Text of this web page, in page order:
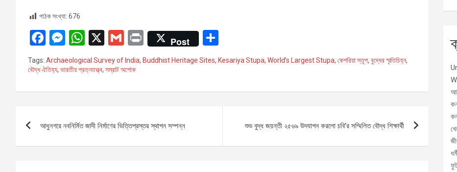
পাঠক সংখ্যা: 676
F
a
ce
k
M
es
se
W
h
at
p
X
G
m
ail
Pr
in
t
Post
h
ar
Tags: Archaeological Survey of India, Buddhist Heritage Sites, Kesariya Stupa, World’s Largest Stupa, কেশরিয়া স্তূপ, বুদ্ধের স্মৃতিচিহ্ন,
বৌদ্ধ ঐতিহ্য, ভারতীয় প্রত্নতত্ত্ব, সম্রাট অশোক
Post
navigation
আধুনগরে নবনির্মিত জাদী নির্মাণের ভিত্তিপ্রস্তর স্থাপন সম্পন্ন শুভ বুদ্ধ জয়ন্তী ২৫৬৯ উদযাপন করলো চবি’র সম্মিলিত বৌদ্ধ শিক্ষার্থী